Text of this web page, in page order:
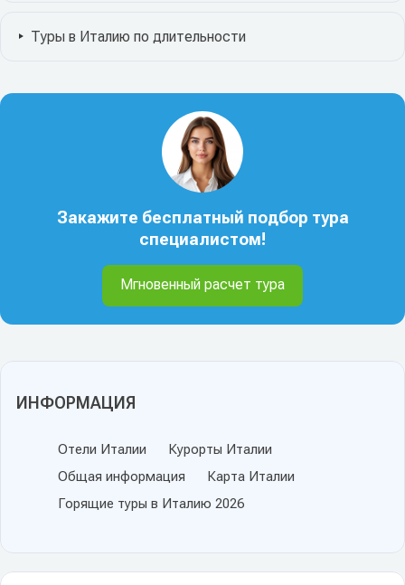
ИНФОРМАЦИЯ
Отели Италии
Курорты Италии
Общая информация
Карта Италии
Горящие туры в Италию 2026
Туры в Италию по длительности
Закажите бесплатный подбор тура
специалистом!
Мгновенный расчет тура